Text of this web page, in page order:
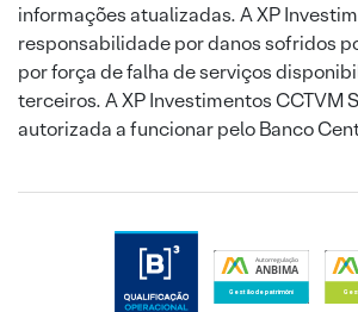
informações atualizadas. A XP
responsabilidade por danos sofridos
por força de falha de serviços
terceiros. A XP Investimentos CCTVM
autorizada a funcionar pelo Banco